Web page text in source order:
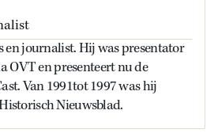
en journalist. Hij was presentator
OVT en presenteert nu de
Van 1991tot 1997 was hij
Nieuwsblad.